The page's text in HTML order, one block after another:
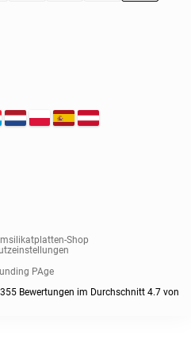
Shop
PAge
355 Bewertungen im Durchschnitt 4.7 von